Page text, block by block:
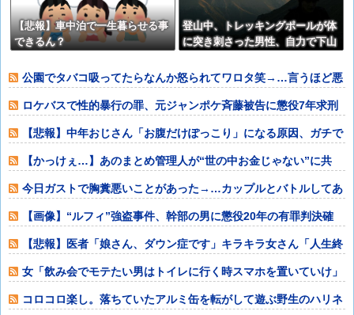
【悲報】車中泊で一生暮らせる事
できるん？
登山中、トレッキングポールが体
に突き刺さった男性、自力で下山
公園でタバコ吸ってたらなんか怒られてワロタ笑→…言うほど悪
ロケバスで性的暴行の罪、元ジャンポケ斉藤被告に懲役7年求刑
⇒！
【悲報】中年おじさん「お腹だけぽっこり」になる原因、ガチで
判明するwww
【かっけぇ…】あのまとめ管理人が“世の中お金じゃない”に共
感‥‥「お金で
今日ガストで胸糞悪いことがあった→…カップルとバトルしてあ
わや警察沙汰だ
【画像】“ルフィ”強盗事件、幹部の男に懲役20年の有罪判決確
定！！！
【悲報】医者「娘さん、ダウン症です」キラキラ女さん「人生終
わった」⇒絶望
女「飲み会でモテたい男はトイレに行く時スマホを置いていけ」
コロコロ楽し。落ちていたアルミ缶を転がして遊ぶ野生のハリネ